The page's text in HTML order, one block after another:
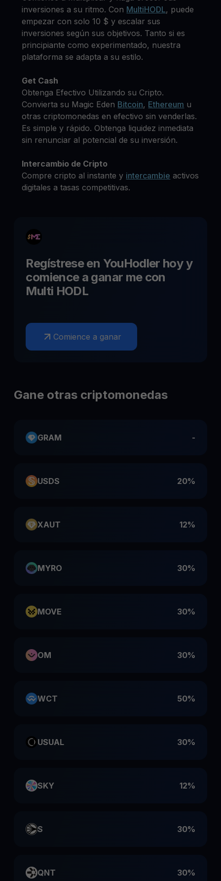
inversiones a su ritmo. Con MultiHODL, puede
empezar con solo 10 $ y escalar sus
inversiones según sus objetivos. Tanto si es
principiante como experimentado, nuestra
plataforma se adapta a su estilo.
Get Cash
Obtenga Efectivo Utilizando su Cripto.
Convierta su Magic Eden Bitcoin, Ethereum u
otras criptomonedas en efectivo sin venderlas.
Es simple y rápido. Obtenga liquidez inmediata
sin renunciar al potencial de su inversión.
Intercambio de Cripto
Compre cripto al instante y intercambie activos
digitales a tasas competitivas.
Regístrese en YouHodler hoy y
comience a ganar me con
Multi HODL
Comience a ganar
Gane otras criptomonedas
GRAM -
USDS 20%
XAUT 12%
MYRO 30%
MOVE 30%
OM 30%
WCT 50%
USUAL 30%
SKY 12%
S 30%
QNT 30%